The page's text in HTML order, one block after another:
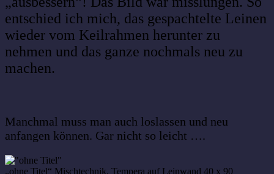
entschied ich mich, das gespachtelte Leinen
wieder vom Keilrahmen herunter zu
nehmen und das ganze nochmals neu zu
machen.
Manchmal muss man auch loslassen und neu
anfangen können. Gar nicht so leicht ….
„ohne Titel“ Mischtechnik, Tempera auf Leinwand 40 x 90